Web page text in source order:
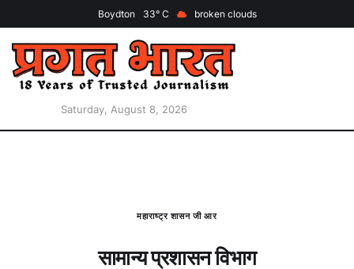
Boydton 33 broken clouds
Saturday, August 8, 2026
महाराष्ट्र शासन जी आर
सामान्य प्रशासन विभाग